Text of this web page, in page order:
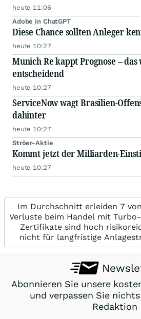
heute 11:06
Adobe in ChatGPT
Diese Chance sollten Anleger
heute 10:27
Munich Re kappt Prognose –
entscheidend
heute 10:27
ServiceNow wagt Brasilien-
dahinter
heute 10:27
Ströer-Aktie
Kommt jetzt der Milliarden-
heute 10:27
Im Durchschnitt erleiden 7
Verluste beim Handel mit
Zertifikate sind hoch
nicht für langfristige
Abonnieren Sie unsere
und verpassen Sie
Redaktion